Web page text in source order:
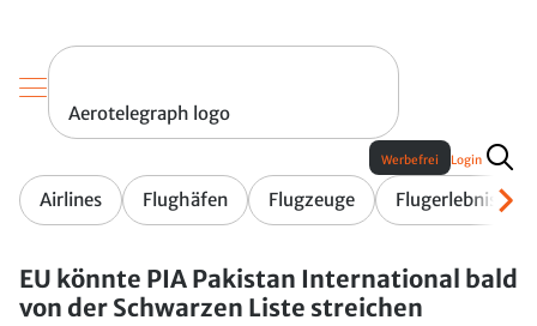
Aerotelegraph logo
Airlines Flughäfen Flugzeuge Flugerlebnis
Werbefrei Login
EU könnte PIA Pakistan International bald
von der Schwarzen Liste streichen